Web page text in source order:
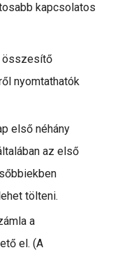
kapcsolatos
összesítő
nyomtathatók
első néhány
az első
tölteni.
a
el. (A